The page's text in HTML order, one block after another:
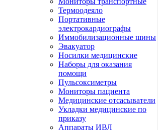
Термоодеяло
Портативные
электрокардиографы
Иммобилизационные шины
Эвакуатор
Носилки медицинские
Наборы для оказания
помощи
Пульсоксиметры
Мониторы пациента
Медицинские отсасыватели
Укладки медицинские по
приказу
Аппараты ИВЛ